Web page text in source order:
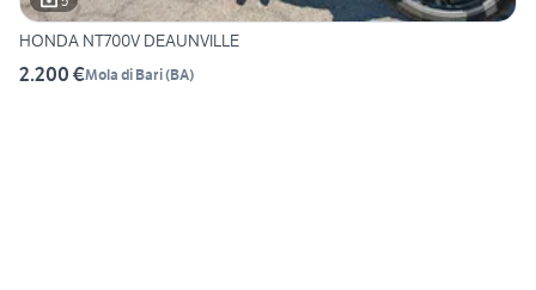
HONDA NT700V DEAUNVILLE
2.200 €Mola di Bari(BA)